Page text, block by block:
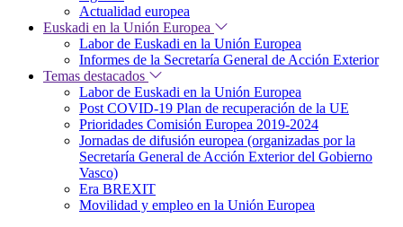
Actualidad europea
Euskadi en la Unión Europea
Labor de Euskadi en la Unión Europea
Informes de la Secretaría General de Acción Exterior
Temas destacados
Labor de Euskadi en la Unión Europea
Post COVID-19 Plan de recuperación de la UE
Prioridades Comisión Europea 2019-2024
Jornadas de difusión europea (organizadas por la
Secretaría General de Acción Exterior del Gobierno
Vasco)
Era BREXIT
Movilidad y empleo en la Unión Europea